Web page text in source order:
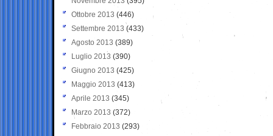
Ottobre 2013 (446)
Settembre 2013 (433)
Agosto 2013 (389)
Luglio 2013 (390)
Giugno 2013 (425)
Maggio 2013 (413)
Aprile 2013 (345)
Marzo 2013 (372)
Febbraio 2013 (293)